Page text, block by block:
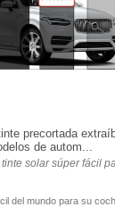
precortada
de autom...
solar súper fácil
del mundo para su